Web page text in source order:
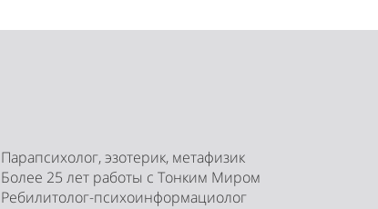
Парапсихолог, эзотерик, метафизик
Более 25 лет работы с Тонким Миром
Ребилитолог-психоинформациолог